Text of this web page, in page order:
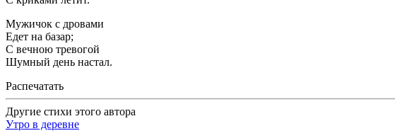
Мужичок с дровами
Едет на базар;
С вечною тревогой
Шумный день настал.
Распечатать
Другие стихи этого автора
Утро в деревне